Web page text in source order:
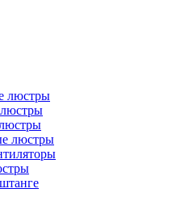
люстры
люстры